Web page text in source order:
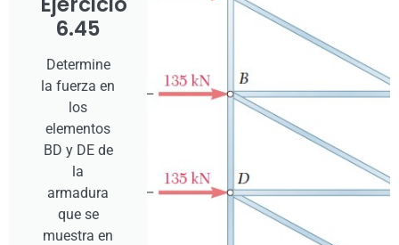
6.45
Determine
la fuerza en
los
elementos
BD y DE de
la
armadura
que se
muestra en